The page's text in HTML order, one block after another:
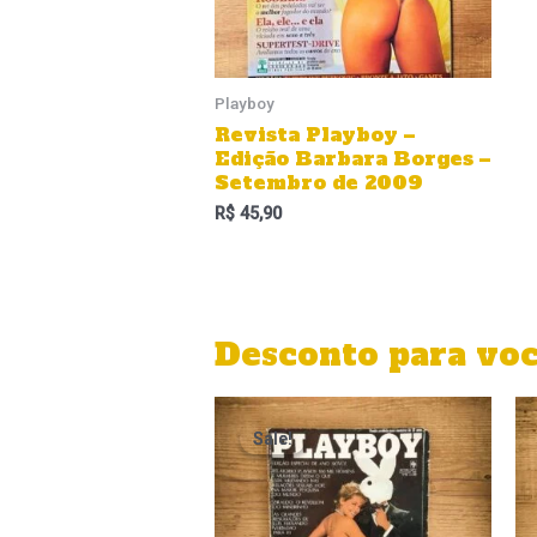
Playboy
Revista Playboy –
Edição Barbara Borges –
Setembro de 2009
R$45,90
Desconto para
Sale!
Sale!
O
preço
original
era:
R$ 1.299,90.
O
preço
atual
é:
R$ 999,90.